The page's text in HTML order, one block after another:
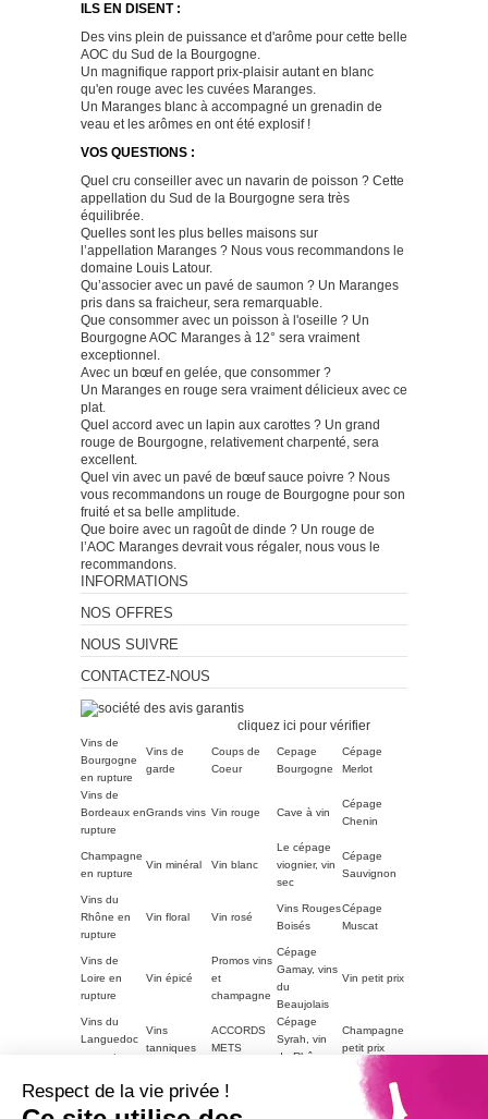
ILS EN DISENT :
Des vins plein de puissance et d'arôme pour cette belle
AOC du Sud de la Bourgogne.
Un magnifique rapport prix-plaisir autant en blanc
qu'en rouge avec les cuvées Maranges.
Un Maranges blanc à accompagné un grenadin de
veau et les arômes en ont été explosif !
VOS QUESTIONS :
Quel cru conseiller avec un navarin de poisson ? Cette
appellation du Sud de la Bourgogne sera très
équilibrée.
Quelles sont les plus belles maisons sur
l’appellation Maranges ? Nous vous recommandons le
domaine Louis Latour.
Qu’associer avec un pavé de saumon ? Un Maranges
pris dans sa fraicheur, sera remarquable.
Que consommer avec un poisson à l'oseille ? Un
Bourgogne AOC Maranges à 12° sera vraiment
exceptionnel.
Avec un bœuf en gelée, que consommer ?
Un Maranges en rouge sera vraiment délicieux avec ce
plat.
Quel accord avec un lapin aux carottes ? Un grand
rouge de Bourgogne, relativement charpenté, sera
excellent.
Quel vin avec un pavé de bœuf sauce poivre ? Nous
vous recommandons un rouge de Bourgogne pour son
fruité et sa belle amplitude.
Que boire avec un ragoût de dinde ? Un rouge de
l’AOC Maranges devrait vous régaler, nous vous le
recommandons.
INFORMATIONS
NOS OFFRES
NOUS SUIVRE
CONTACTEZ-NOUS
cliquez ici pour vérifier.
Vins de
Bourgogne
en rupture
Vins de
garde
Coups de
Coeur
Cepage
Bourgogne
Cépage
Merlot
Vins de
Bordeaux en
rupture
Grands vins Vin rouge Cave à vin
Cépage
Chenin
Champagne
en rupture
Vin minéral Vin blanc
Le cépage
viognier, vin
sec
Cépage
Sauvignon
Vins du
Rhône en
rupture
Vin floral Vin rosé
Vins Rouges
Boisés
Cépage
Muscat
Vins de
Loire en
rupture
Vin épicé
Promos vins
et
champagne
Cépage
Gamay, vins
du
Beaujolais
Vin petit prix
Vins du
Languedoc
en rupture
Vins
tanniques
ACCORDS
METS
Cépage
Syrah, vin
du Rhône
Champagne
petit prix
régions en
rupture
Vins
moelleux
LE VIN PAR
GOUTS
Vin blanc
petit prix
Respect de la vie privée !